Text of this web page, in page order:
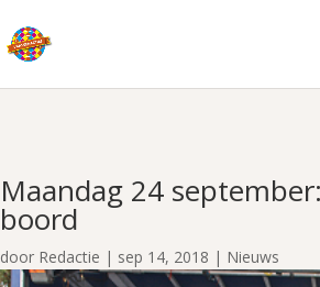
Maandag 24
boord
door Redactie | sep 14, 2018 | Nieuws